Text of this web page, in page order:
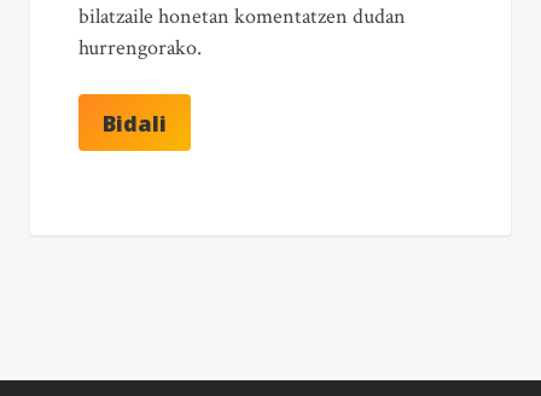
bilatzaile honetan komentatzen dudan
hurrengorako.